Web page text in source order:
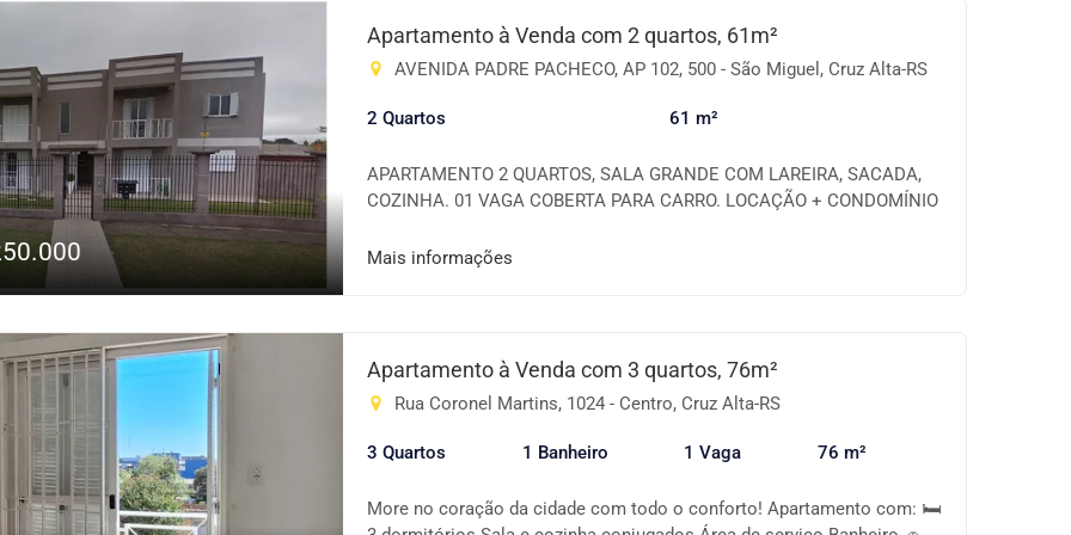
conforto e fácil acesso a tudo. Perfeito tanto para morar quanto para
investir! 📞 Entre em contato e agende sua visita. Essa é a
oportunidade que você estava esperando!
Apartamento à Venda com 2 quartos, 61m²
AVENIDA PADRE PACHECO, AP 102, 500 - São Miguel, Cruz Alta-RS
2 Quartos 61 m²
APARTAMENTO 2 QUARTOS, SALA GRANDE COM LAREIRA, SACADA,
COZINHA. 01 VAGA COBERTA PARA CARRO. LOCAÇÃO + CONDOMÍNIO
INDIVIDUAIS VENDA: R$ 250.000,00
Mais informações
Apartamento à Venda com 3 quartos, 76m²
Rua Coronel Martins, 1024 - Centro, Cruz Alta-RS
3 Quartos 1 Banheiro 1 Vaga 76 m²
More no coração da cidade com todo o conforto! Apartamento com: 🛏